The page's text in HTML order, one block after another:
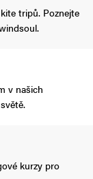
tripů. Poznejte
v našich
kurzy pro